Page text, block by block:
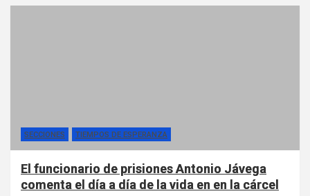
SECCIONES TIEMPOS DE ESPERANZA
El funcionario de prisiones Antonio Jávega
comenta el día a día de la vida en en la cárcel